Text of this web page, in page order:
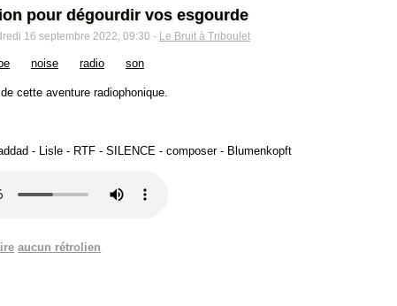
pour dégourdir vos esgourde
16 septembre 2022, 09:30 - Le Bruit à Triboulet
noise radio son
cette aventure radiophonique.
- Lisle - RTF - SILENCE - composer - Blumenkopft
aucun rétrolien